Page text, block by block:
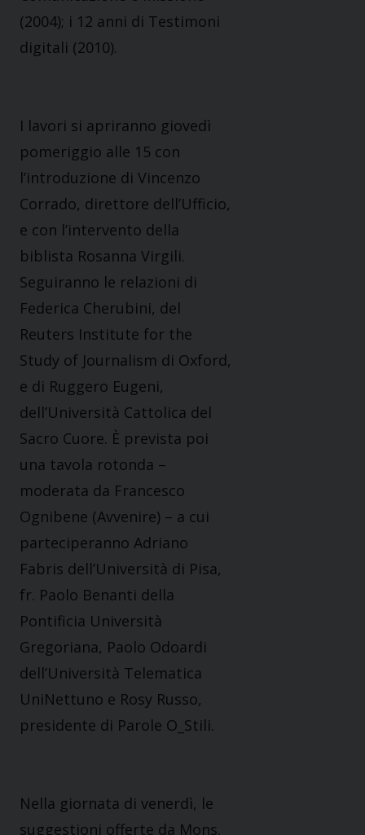
(2004); i 12 anni di Testimoni
digitali (2010).
I lavori si apriranno giovedì
pomeriggio alle 15 con
l’introduzione di Vincenzo
Corrado, direttore dell’Ufficio,
e con l’intervento della
biblista Rosanna Virgili.
Seguiranno le relazioni di
Federica Cherubini, del
Reuters Institute for the
Study of Journalism di Oxford,
e di Ruggero Eugeni,
dell’Università Cattolica del
Sacro Cuore. È prevista poi
una tavola rotonda –
moderata da Francesco
Ognibene (Avvenire) – a cui
parteciperanno Adriano
Fabris dell’Università di Pisa,
fr. Paolo Benanti della
Pontificia Università
Gregoriana, Paolo Odoardi
dell’Università Telematica
UniNettuno e Rosy Russo,
presidente di Parole O_Stili.
Nella giornata di venerdì, le
suggestioni offerte da Mons.